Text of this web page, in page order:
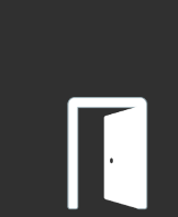
banków, które
klientów i coraz
dokumenty